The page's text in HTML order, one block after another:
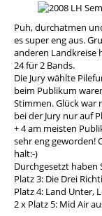
Puh, durchatmen
es super eng aus.
anderen Landkreise
24 für 2 Bands.
Die Jury wählte
beim Publikum
Stimmen. Glück war
bei der Jury nur auf
+ 4 am meisten
sehr eng geworden!
halt:-)
Durchgesetzt haben
Platz 3: Die Drei
Platz 4: Land Unter,
2 x Platz 5: Mid Air